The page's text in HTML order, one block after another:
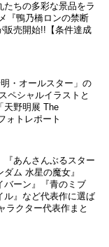
ちの多彩な景品をラ
『鴨乃橋ロンの禁断
販売開始!!【条件達成
・オールスター」の
ペシャルイラストと
野明展 The
ォトレポート
『あんさんぶるスター
ム 水星の魔女』
バーン』『青のミブ
ル』など代表作に選ば
ラクター代表作まと